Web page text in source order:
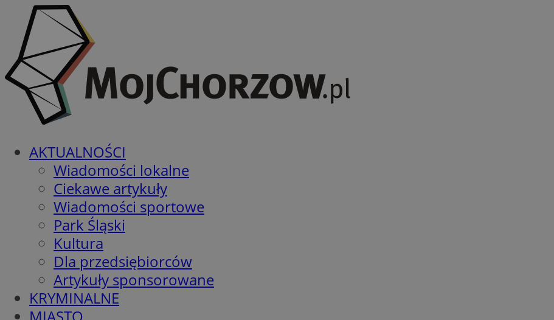
AKTUALNOŚCI
Wiadomości lokalne
Ciekawe artykuły
Wiadomości sportowe
Park Śląski
Kultura
Dla przedsiębiorców
Artykuły sponsorowane
KRYMINALNE
MIASTO